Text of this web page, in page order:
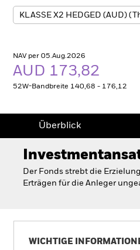
NAV per 05.Aug.2026
AUD 173,82
52W-Bandbreite 140,68 - 176,12
Überblick
Der Fonds strebt die
Erträgen für die Anleger
WICHTIGE